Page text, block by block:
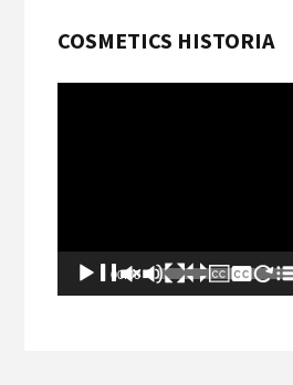
COSMETICS HISTORIA
00:00